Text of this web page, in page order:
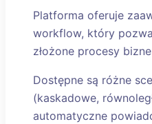
Platforma oferuje
workflow, który
złożone procesy
Dostępne są różne
(kaskadowe,
automatyczne